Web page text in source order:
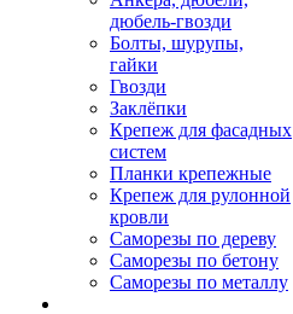
дюбель-гвозди
Болты, шурупы,
гайки
Гвозди
Заклёпки
Крепеж для фасадных
систем
Планки крепежные
Крепеж для рулонной
кровли
Саморезы по дереву
Саморезы по бетону
Саморезы по металлу